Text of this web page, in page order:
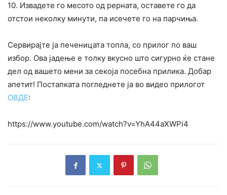
10. Извадете го месото од рерната, оставете го да
отстои неколку минути, па исечете го на парчиња.
Сервирајте ја печеницата топла, со прилог по ваш
избор. Ова јадење е толку вкусно што сигурно ќе стане
дел од вашето мени за секоја посебна прилика. Добар
апетит! Постапката погледнете ја во видео прилогот
ОВДЕ:
https://www.youtube.com/watch?v=YhA44aXWPi4